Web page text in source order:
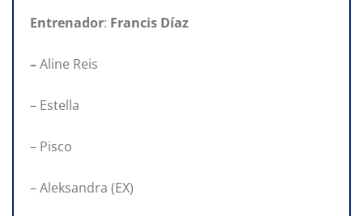
Entrenador: Francis Díaz
–Aline Reis
– Estella
– Pisco
– Aleksandra (EX)